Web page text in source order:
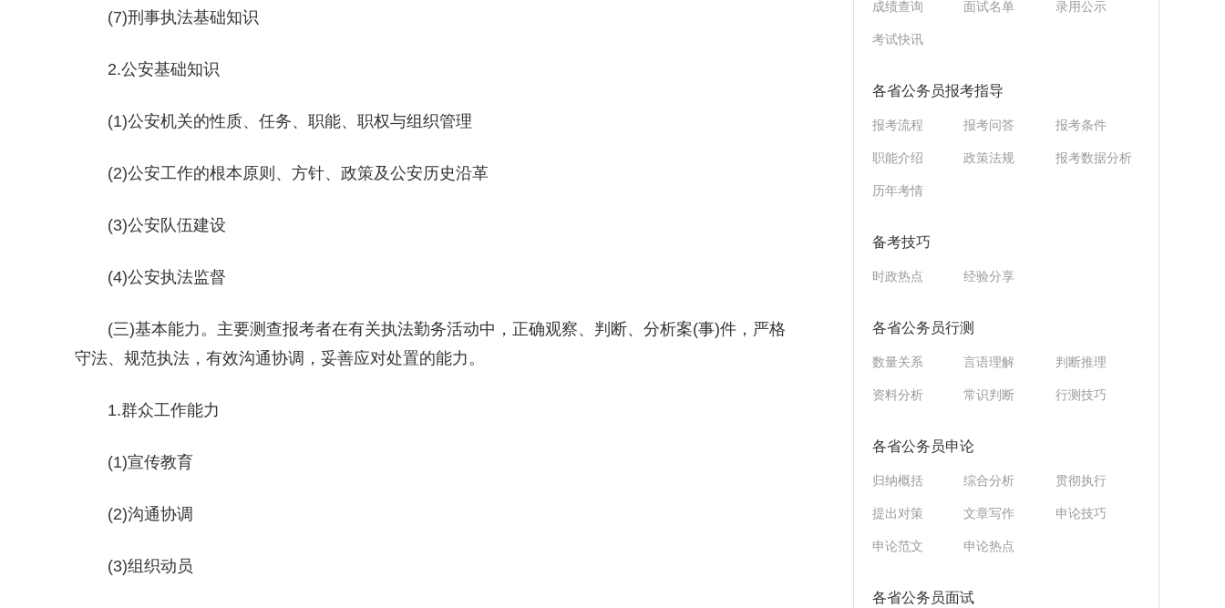
(7)刑事执法基础知识
2.公安基础知识
(1)公安机关的性质、任务、职能、职权与组织管理
(2)公安工作的根本原则、方针、政策及公安历史沿革
(3)公安队伍建设
(4)公安执法监督
(三)基本能力。主要测查报考者在有关执法勤务活动中，正确观察、判断、分析案(事)件，严格
守法、规范执法，有效沟通协调，妥善应对处置的能力。
1.群众工作能力
(1)宣传教育
(2)沟通协调
(3)组织动员
成绩查询 面试名单 录用公示
考试快讯
各省公务员报考指导
报考流程 报考问答 报考条件
职能介绍 政策法规 报考数据分析
历年考情
备考技巧
时政热点 经验分享
各省公务员行测
数量关系 言语理解 判断推理
资料分析 常识判断 行测技巧
各省公务员申论
归纳概括 综合分析 贯彻执行
提出对策 文章写作 申论技巧
申论范文 申论热点
各省公务员面试